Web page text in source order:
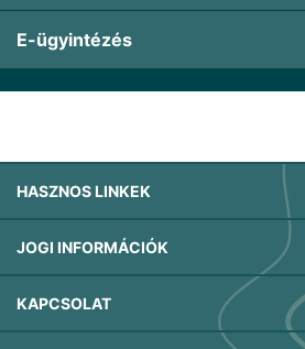
E-ügyintézés
HASZNOS LINKEK
JOGI INFORMÁCIÓK
KAPCSOLAT